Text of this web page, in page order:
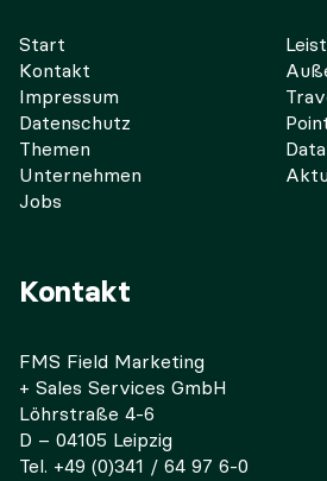
Kontakt
FMS Field Marketing
+ Sales Services GmbH
Löhrstraße 4-6
D – 04105 Leipzig
Tel. +49 (0)341 / 64 97 6-0
Start
Kontakt
Impressum
Datenschutz
Themen
Unternehmen
Jobs